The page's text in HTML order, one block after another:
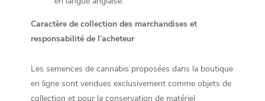
Caractère de collection des marchandises et
responsabilité de l’acheteur
Les semences de cannabis proposées dans la boutique
en ligne sont vendues exclusivement comme objets de
collection et pour la conservation de matériel